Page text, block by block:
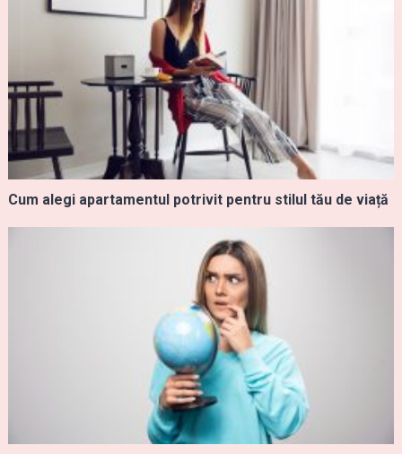
Cum alegi apartamentul potrivit pentru stilul tău de viață